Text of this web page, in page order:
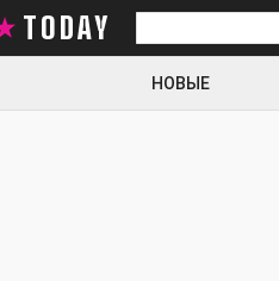
TODAY
НОВЫЕ